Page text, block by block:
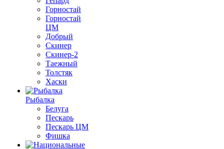
Горностай
Горностай
ЦМ
Добрый
Скинер
Скинер-2
Таежный
Толстяк
Хаски
Рыбалка
Белуга
Пескарь
Пескарь ЦМ
Фишка